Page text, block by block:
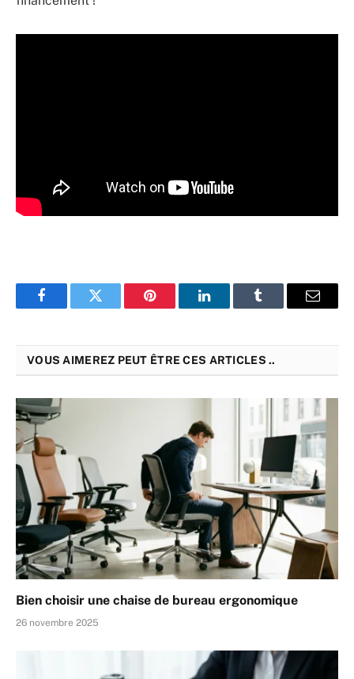
FacebookTwitter Pinterest LinkedInTumblr Email
VOUS AIMEREZ PEUT ÊTRE CES ARTICLES ..
Bien choisir une chaise de bureau ergonomique
26 novembre 2025